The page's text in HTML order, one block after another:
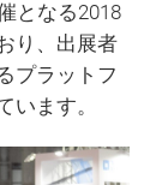
となる2018
り、出展者
プラットフ
います。